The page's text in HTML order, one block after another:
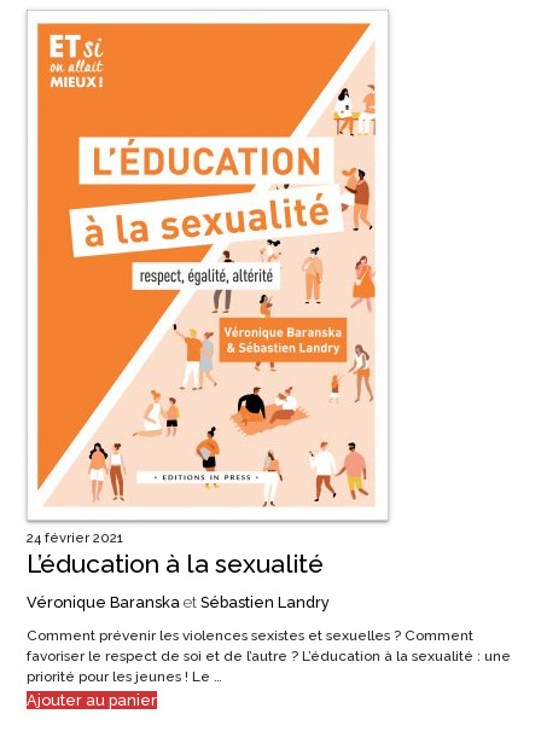
24 février 2021
L’éducation à la sexualité
Véronique Baranskaet Sébastien Landry
Comment prévenir les violences sexistes et sexuelles ? Comment
favoriser le respect de soi et de l’autre ? L’éducation à la sexualité : une
priorité pour les jeunes ! Le …
Ajouter au panier